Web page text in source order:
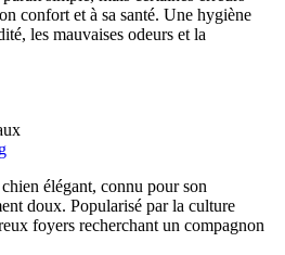
confort et à sa santé. Une hygiène
les mauvaises odeurs et la
élégant, connu pour son
doux. Popularisé par la culture
foyers recherchant un compagnon